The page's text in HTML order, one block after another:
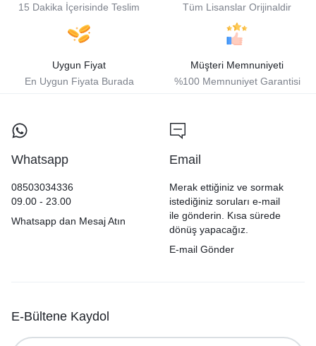
15 Dakika İçerisinde Teslim
Tüm Lisanslar Orijinaldir
Uygun Fiyat
En Uygun Fiyata Burada
Müşteri Memnuniyeti
%100 Memnuniyet Garantisi
Whatsapp
08503034336
09.00 - 23.00
Whatsapp dan Mesaj Atın
Email
Merak ettiğiniz ve sormak
istediğiniz soruları e-mail
ile gönderin. Kısa sürede
dönüş yapacağız.
E-mail Gönder
E-Bültene Kaydol